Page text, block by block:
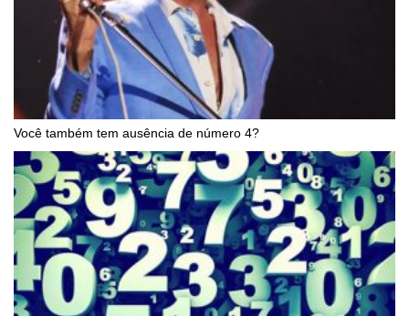
Você também tem ausência de número 4?